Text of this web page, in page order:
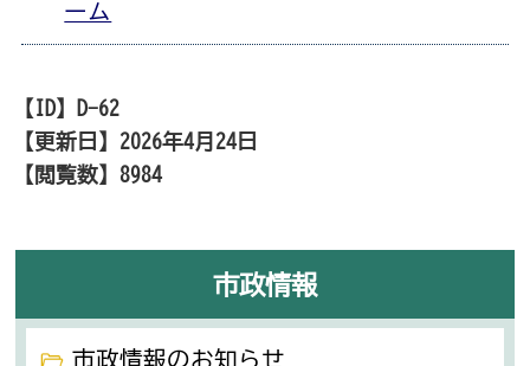
ーム
【ID】
D-62
【更新日】 2026年4月24日
【閲覧数】 8984
市政情報
市政情報のお知らせ